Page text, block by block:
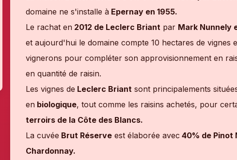
domaine ne s'installe à Epernay en 1955.
Le rachat en 2012 de Leclerc Briant par Mark Nunnely
et aujourd'hui le domaine compte 10 hectares de vignes
vignerons pour compléter son approvisionnement en
en quantité de raisin.
Les vignes de Leclerc Briant sont principalements
en biologique, tout comme les raisins achetés, pour
terroirs de la Côte des Blancs.
La cuvée Brut Réserve est élaborée avec 40% de Pinot
Chardonnay.